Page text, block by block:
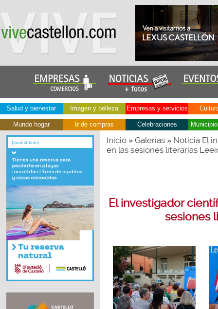
Salud y bienestar Imagen y belleza Empresas y servicios
Mundo hogar Ir de compras Celebraciones
Inicio» Galerías» Noticia El
en las sesiones literarias
El investigador
sesiones